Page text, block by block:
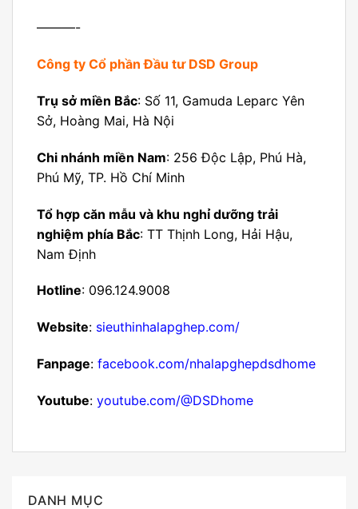
———-
Công ty Cổ phần Đầu tư DSD Group
Trụ sở miền Bắc: Số 11, Gamuda Leparc Yên
Sở, Hoàng Mai, Hà Nội
Chi nhánh miền Nam: 256 Độc Lập, Phú Hà,
Phú Mỹ, TP. Hồ Chí Minh
Tổ hợp căn mẫu và khu nghỉ dưỡng trải
nghiệm phía Bắc: TT Thịnh Long, Hải Hậu,
Nam Định
Hotline: 096.124.9008
Website: sieuthinhalapghep.com/
Fanpage: facebook.com/nhalapghepdsdhome
Youtube: youtube.com/@DSDhome
DANH MỤC